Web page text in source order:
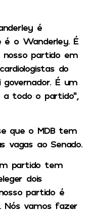
é
é o Wanderley. É
nosso partido em
do
governador. É um
a todo o partido”,
que o MDB tem
vagas ao Senado.
partido tem
dois
partido é
Nós vamos fazer